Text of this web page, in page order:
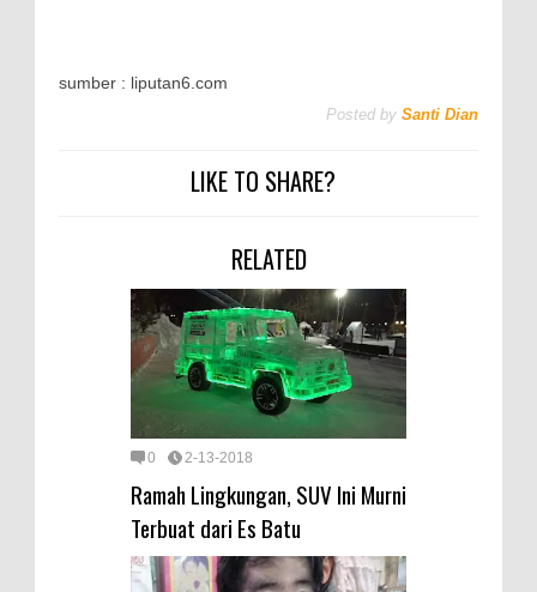
sumber : liputan6.com
Posted by Santi Dian
LIKE TO SHARE?
RELATED
0 2-13-2018
Ramah Lingkungan, SUV Ini Murni
Terbuat dari Es Batu